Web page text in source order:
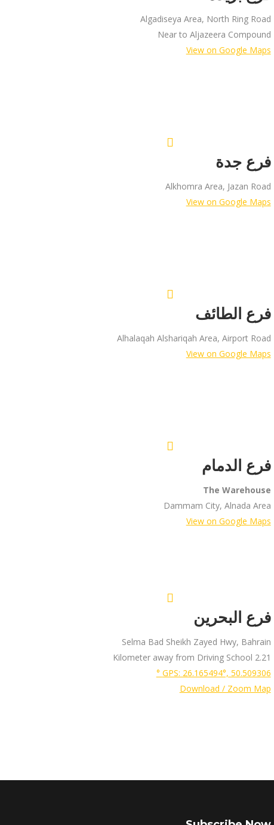
Algadiseya Area, North Ring Road
Near to Aljazeera Compound
View on Google Maps
فرع جدة
Alkhomra Area, Jazan Road
View on Google Maps
فرع الطائف
Alhalaqah Alshariqah Area, Airport Road
View on Google Maps
فرع الدمام
The Warehouse
Dammam City, Alnada Area
View on Google Maps
فرع البحرين
Selma Bad Sheikh Zayed Hwy, Bahrain
2.21 Kilometer away from Driving School
GPS: 26.165494°, 50.509306 °
Download / Zoom Map